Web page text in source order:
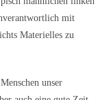
mit
Materielles zu
unser